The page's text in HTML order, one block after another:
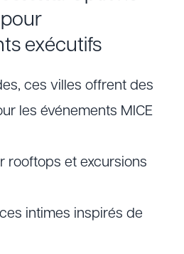
exécutifs
ces villes offrent des
les événements MICE
rooftops et excursions
intimes inspirés de